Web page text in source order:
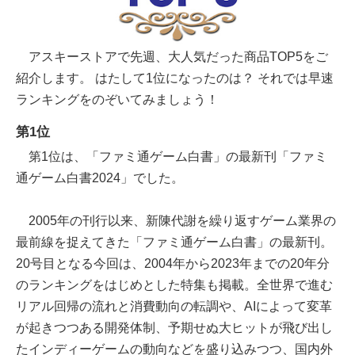
アスキーストアで先週、大人気だった商品TOP5をご
紹介します。 はたして1位になったのは？ それでは早速
ランキングをのぞいてみましょう！
第1位
第1位は、「ファミ通ゲーム白書」の最新刊「ファミ
通ゲーム白書2024」でした。
2005年の刊行以来、新陳代謝を繰り返すゲーム業界の
最前線を捉えてきた「ファミ通ゲーム白書」の最新刊。
20号目となる今回は、2004年から2023年までの20年分
のランキングをはじめとした特集も掲載。全世界で進む
リアル回帰の流れと消費動向の転調や、AIによって変革
が起きつつある開発体制、予期せぬ大ヒットが飛び出し
たインディーゲームの動向などを盛り込みつつ、国内外